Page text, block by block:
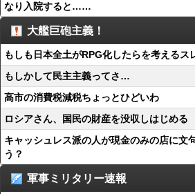
なり入院すると……
大艦巨砲主義！
もしも日本全土がRPG化したらを考えるス
もしかして民主主義ってさ…
高市の消費税減税ちょっとひどいわ
ロシアさん、国民の財産を没収しはじめる
キャッシュレス派の人が現金のみの店に文
う？
軍事ミリタリー速報